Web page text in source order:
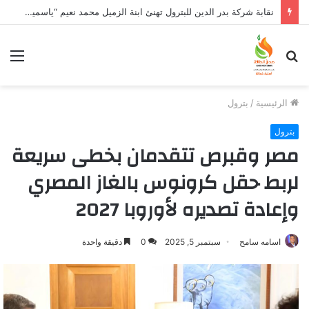
نقابة شركة بدر الدين للبترول تهنئ ابنة الزميل محمد نعيم “ياسمين” بتخرجها وتفوقها
بحث
عن
الرئيسية / بترول
بترول
مصر وقبرص تتقدمان بخطى سريعة
لربط حقل كرونوس بالغاز المصري
وإعادة تصديره لأوروبا 2027
اسامه سامح سبتمبر 5, 2025 0 دقيقة واحدة